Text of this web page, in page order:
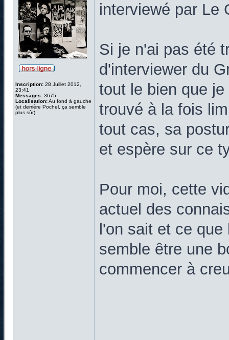
Inscription: 28 Juillet 2012,
23:41
Messages: 3675
Localisation:Au fond à gauche
(et derrière Pochel, ça semble
plus sûr)
interviewé par Le
Si je n'ai pas été
d'interviewer du
tout le bien que
trouvé à la fois
tout cas, sa
et espère sur ce
Pour moi, cette
actuel des
l'on sait et ce
semble être une
commencer à